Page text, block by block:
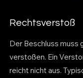
Rechtsverstoß
Der Beschluss muss
verstoßen. Ein
reicht nicht aus.